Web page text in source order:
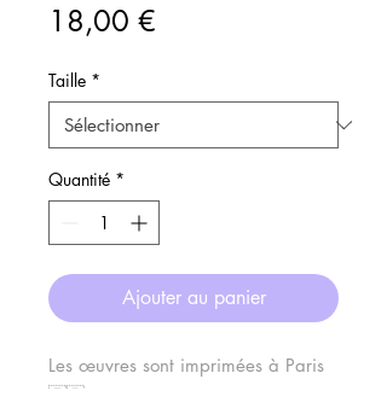
18,00 €
Taille *
Quantité *
Ajouter au panier
Les œuvres sont imprimées à Paris
🇫🇷